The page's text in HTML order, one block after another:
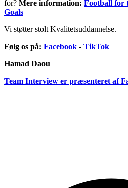
for? Mere information: Football for
Goals
Vi støtter stolt Kvalitetsuddannelse.
Følg os på: Facebook - TikTok
Hamad Daou
Team Interview er præsenteret af